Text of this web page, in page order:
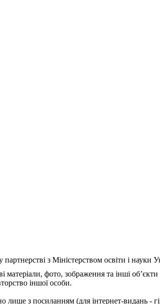
партнерстві з Міністерством освіти і
матеріали, фото, зображення та інші
іншої особи.
лише з посиланням (для інтернет-видань